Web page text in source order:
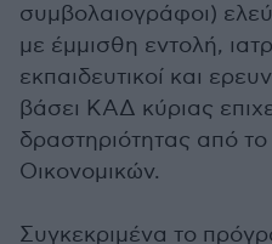
συμβολαιογράφοι)
με έμμισθη εντολή,
εκπαιδευτικοί και
βάσει ΚΑΔ κύριας
δραστηριότητας από
Οικονομικών.
Συγκεκριμένα το